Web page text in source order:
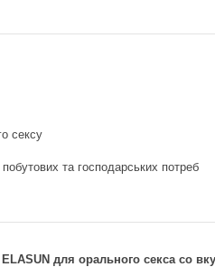
сексу
та господарських потреб
для орального секса со